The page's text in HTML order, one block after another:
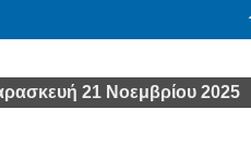
21 Νοεμβρίου 2025